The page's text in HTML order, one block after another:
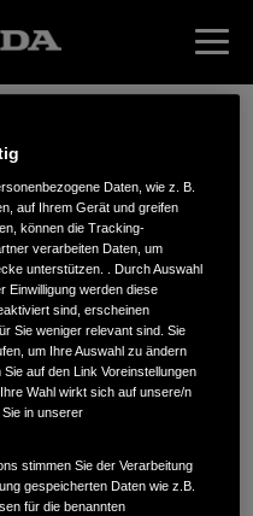
Daten, wie z. B.
auf Ihrem Gerät und greifen
können die Tracking-
verarbeiten Daten, um
unterstützen. . Durch Auswahl
Einwilligung werden diese
sind, erscheinen
Sie weniger relevant sind. Sie
um Ihre Auswahl zu ändern
auf den Link Voreinstellungen
Wahl wirkt sich auf unsere/n
in unserer
stimmen Sie der Verarbeitung
gespeicherten Daten wie z.B.
für die benannten